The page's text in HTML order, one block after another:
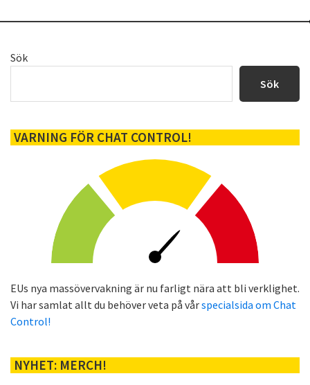
Primärt
Sök
Sök
VARNING FÖR CHAT CONTROL!
EUs nya massövervakning är nu farligt nära att bli verklighet.
Vi har samlat allt du behöver veta på vårspecialsida om Chat
Control!
NYHET: MERCH!